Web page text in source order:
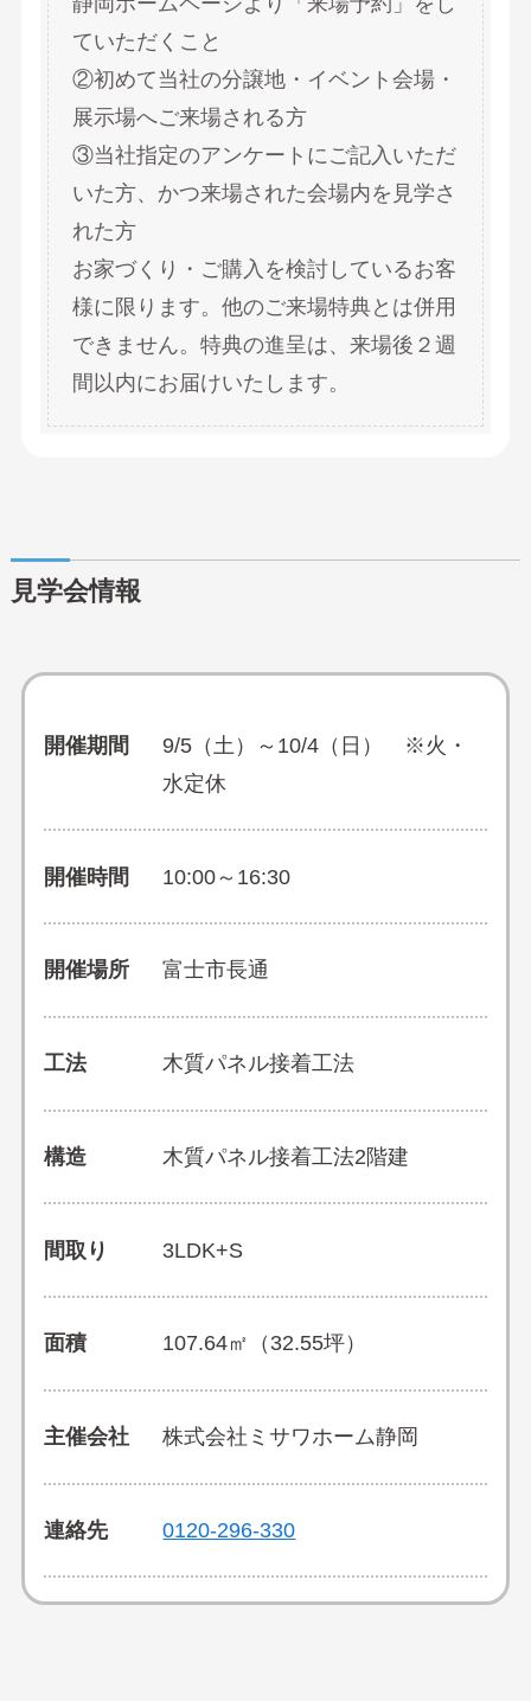
ていただくこと
②初めて当社の分譲地・イベント会場・
展示場へご来場される方
③当社指定のアンケートにご記入いただ
いた方、かつ来場された会場内を見学さ
れた方
お家づくり・ご購入を検討しているお客
様に限ります。他のご来場特典とは併用
できません。特典の進呈は、来場後２週
間以内にお届けいたします。
見学会情報
開催期間
9/5（土）～10/4（日） ※火・
水定休
開催時間 10:00～16:30
開催場所 富士市長通
工法 木質パネル接着工法
構造 木質パネル接着工法2階建
間取り 3LDK+S
面積 107.64㎡（32.55坪）
主催会社 株式会社ミサワホーム静岡
連絡先 0120-296-330